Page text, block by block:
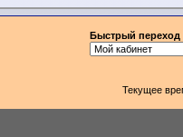
Быстрый переход
Текущее